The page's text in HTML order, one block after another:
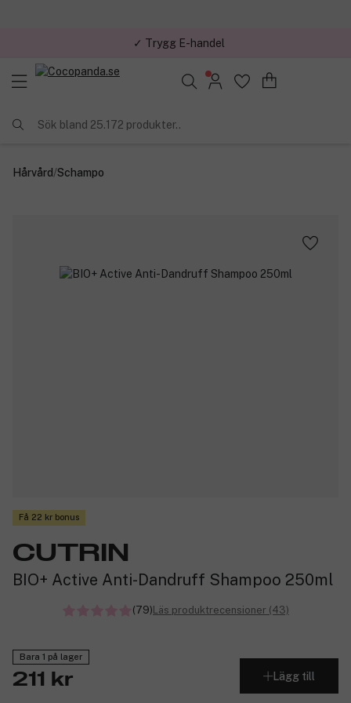
✓ Trygg E-handel
Sök bland 25.172 produkter..
Hårvård/Schampo
Få 22 kr bonus
CUTRIN
BIO+ Active Anti-Dandruff Shampoo 250ml
(79)Läs produktrecensioner (43)
Bara 1 på lager
211 kr Lägg till